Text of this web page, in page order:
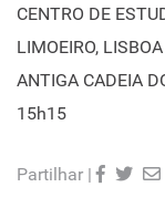
CENTRO DE
LIMOEIRO, LISBOA
ANTIGA CADEIA
15h15
Partilhar |